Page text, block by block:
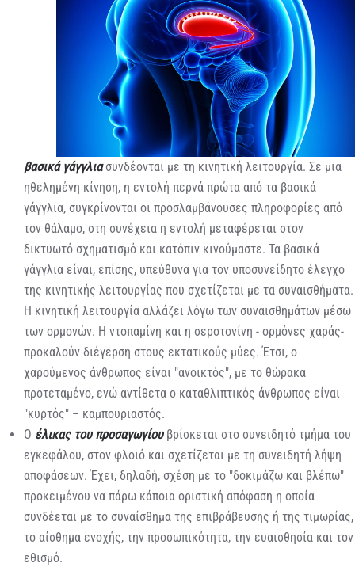
βασικά γάγγλια συνδέονται με τη κινητική λειτουργία. Σε μια
ηθελημένη κίνηση, η εντολή περνά πρώτα από τα βασικά
γάγγλια, συγκρίνονται οι προσλαμβάνουσες πληροφορίες από
τον θάλαμο, στη συνέχεια η εντολή μεταφέρεται στον
δικτυωτό σχηματισμό και κατόπιν κινούμαστε. Τα βασικά
γάγγλια είναι, επίσης, υπεύθυνα για τον υποσυνείδητο έλεγχο
της κινητικής λειτουργίας που σχετίζεται με τα συναισθήματα.
Η κινητική λειτουργία αλλάζει λόγω των συναισθημάτων μέσω
των ορμονών. Η ντοπαμίνη και η σεροτονίνη - ορμόνες χαράς-
προκαλούν διέγερση στους εκτατικούς μύες. Έτσι, ο
χαρούμενος άνθρωπος είναι "ανοικτός", με το θώρακα
προτεταμένο, ενώ αντίθετα ο καταθλιπτικός άνθρωπος είναι
"κυρτός" – καμπουριαστός.
O έλικας του προσαγωγίου βρίσκεται στο συνειδητό τμήμα του
εγκεφάλου, στον φλοιό και σχετίζεται με τη συνειδητή λήψη
αποφάσεων. Έχει, δηλαδή, σχέση με το "δοκιμάζω και βλέπω"
προκειμένου να πάρω κάποια οριστική απόφαση η οποία
συνδέεται με το συναίσθημα της επιβράβευσης ή της τιμωρίας,
το αίσθημα ενοχής, την προσωπικότητα, την ευαισθησία και τον
εθισμό.